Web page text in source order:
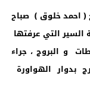
( احمد خلوق ) صباح
اثر حادثة السير التي عرفتها
بين سطات و البروج ، جراء
بدوار الهواورة